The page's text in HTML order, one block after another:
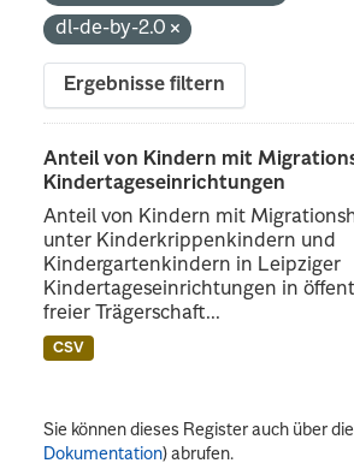
dl-de-by-2.0
Ergebnisse filtern
Anteil von Kindern mit
Kindertageseinrichtungen
Anteil von Kindern mit
unter Kinderkrippenkindern und
Kindergartenkindern in Leipziger
Kindertageseinrichtungen in
freier Trägerschaft...
CSV
Sie können dieses Register auch über
Dokumentation) abrufen.